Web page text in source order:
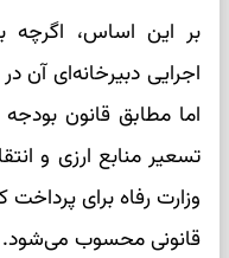
بر این اساس، اگرچه
تسعیر منابع ارزی و
وزارت رفاه برای پرداخت
قانونی محسوب می‌شود.